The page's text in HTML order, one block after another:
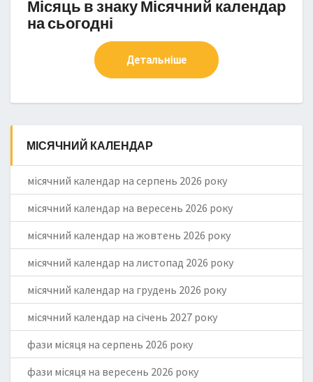
Місяць в знаку Місячний календар
на сьогодні
Детальніше
МІСЯЧНИЙ КАЛЕНДАР
місячний календар на серпень 2026 року
місячний календар на вересень 2026 року
місячний календар на жовтень 2026 року
місячний календар на листопад 2026 року
місячний календар на грудень 2026 року
місячний календар на січень 2027 року
фази місяця на серпень 2026 року
фази місяця на вересень 2026 року